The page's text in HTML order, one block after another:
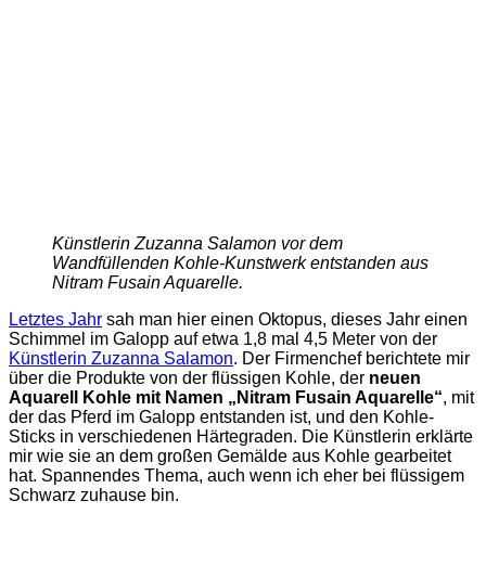
Künstlerin Zuzanna Salamon vor dem
Wandfüllenden Kohle-Kunstwerk entstanden aus
Nitram Fusain Aquarelle.
Letztes Jahr sah man hier einen Oktopus, dieses Jahr einen
Schimmel im Galopp auf etwa 1,8 mal 4,5 Meter von der
Künstlerin Zuzanna Salamon. Der Firmenchef berichtete mir
über die Produkte von der flüssigen Kohle, der neuen
Aquarell Kohle mit Namen „Nitram Fusain Aquarelle“, mit
der das Pferd im Galopp entstanden ist, und den Kohle-
Sticks in verschiedenen Härte­graden. Die Künstlerin erklärte
mir wie sie an dem großen Gemälde aus Kohle gearbeitet
hat. Spannendes Thema, auch wenn ich eher bei flüssigem
Schwarz zuhause bin.